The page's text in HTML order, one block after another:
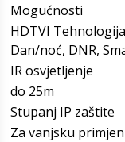
Mogućnosti
HDTVI
Dan/noć, DNR,
IR osvjetljenje
do 25m
Stupanj IP zaštite
Za vanjsku